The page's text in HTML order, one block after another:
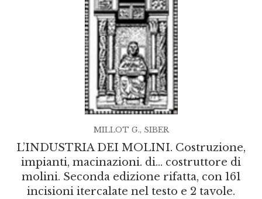
L’INDUSTRIA DEI MOLINI. Costruzione,
impianti, macinazioni. di… costruttore di
molini. Seconda edizione rifatta, con 161
incisioni itercalate nel testo e 2 tavole.
MILLOT G., SIBER